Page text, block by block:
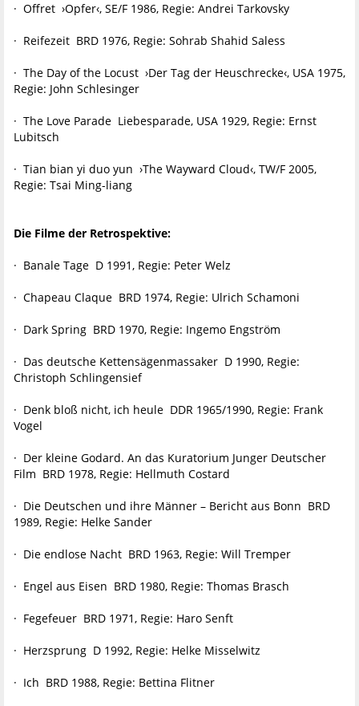
· Offret ›Opfer‹, SE/F 1986, Regie: Andrei Tarkovsky
· Reifezeit BRD 1976, Regie: Sohrab Shahid Saless
· The Day of the Locust ›Der Tag der Heuschrecke‹, USA 1975,
Regie: John Schlesinger
· The Love Parade Liebesparade, USA 1929, Regie: Ernst
Lubitsch
· Tian bian yi duo yun ›The Wayward Cloud‹, TW/F 2005,
Regie: Tsai Ming-liang
Die Filme der Retrospektive:
· Banale Tage D 1991, Regie: Peter Welz
· Chapeau Claque BRD 1974, Regie: Ulrich Schamoni
· Dark Spring BRD 1970, Regie: Ingemo Engström
· Das deutsche Kettensägenmassaker D 1990, Regie:
Christoph Schlingensief
· Denk bloß nicht, ich heule DDR 1965/1990, Regie: Frank
Vogel
· Der kleine Godard. An das Kuratorium Junger Deutscher
Film BRD 1978, Regie: Hellmuth Costard
· Die Deutschen und ihre Männer – Bericht aus Bonn BRD
1989, Regie: Helke Sander
· Die endlose Nacht BRD 1963, Regie: Will Tremper
· Engel aus Eisen BRD 1980, Regie: Thomas Brasch
· Fegefeuer BRD 1971, Regie: Haro Senft
· Herzsprung D 1992, Regie: Helke Misselwitz
· Ich BRD 1988, Regie: Bettina Flitner